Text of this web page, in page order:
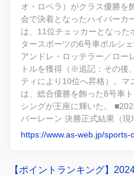
オ・ロベラ）がクラス優勝
会で決着となったハイパーカ
は、11位チェッカーとなった
タースポーツの6号車ポルシ
アンドレ・ロッテラー／ロー
トルを獲得（※追記：その後
ティにより10位へ昇格）。マ
は、総合優勝を飾った8号車
シングが王座に輝いた。
バーレーン 決勝正式結果（現
https://www.as-web.jp/sports-
【ポイントランキング】